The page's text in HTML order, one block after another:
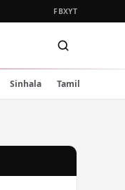
FBXYT
Sinhala Tamil